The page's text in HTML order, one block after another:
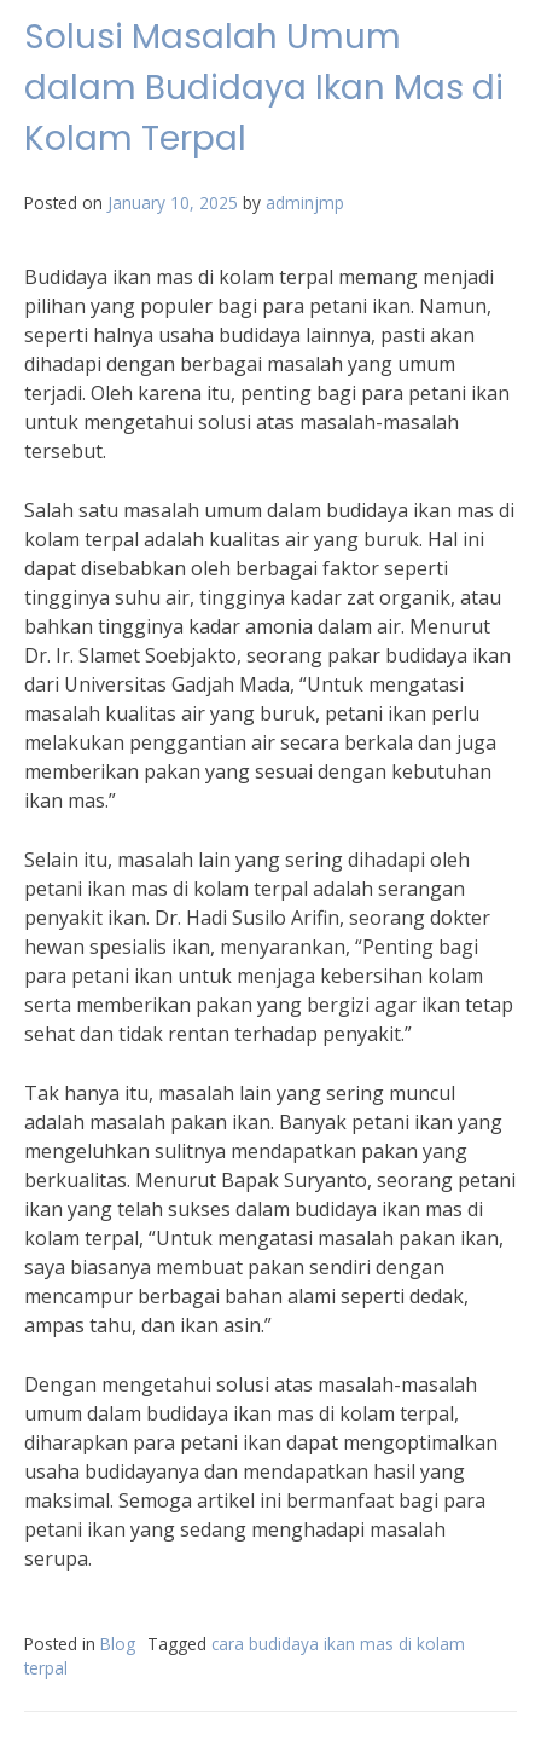
Solusi Masalah Umum
dalam Budidaya Ikan Mas di
Kolam Terpal
Posted on January 10, 2025 by adminjmp
Budidaya ikan mas di kolam terpal memang menjadi
pilihan yang populer bagi para petani ikan. Namun,
seperti halnya usaha budidaya lainnya, pasti akan
dihadapi dengan berbagai masalah yang umum
terjadi. Oleh karena itu, penting bagi para petani ikan
untuk mengetahui solusi atas masalah-masalah
tersebut.
Salah satu masalah umum dalam budidaya ikan mas di
kolam terpal adalah kualitas air yang buruk. Hal ini
dapat disebabkan oleh berbagai faktor seperti
tingginya suhu air, tingginya kadar zat organik, atau
bahkan tingginya kadar amonia dalam air. Menurut
Dr. Ir. Slamet Soebjakto, seorang pakar budidaya ikan
dari Universitas Gadjah Mada, “Untuk mengatasi
masalah kualitas air yang buruk, petani ikan perlu
melakukan penggantian air secara berkala dan juga
memberikan pakan yang sesuai dengan kebutuhan
ikan mas.”
Selain itu, masalah lain yang sering dihadapi oleh
petani ikan mas di kolam terpal adalah serangan
penyakit ikan. Dr. Hadi Susilo Arifin, seorang dokter
hewan spesialis ikan, menyarankan, “Penting bagi
para petani ikan untuk menjaga kebersihan kolam
serta memberikan pakan yang bergizi agar ikan tetap
sehat dan tidak rentan terhadap penyakit.”
Tak hanya itu, masalah lain yang sering muncul
adalah masalah pakan ikan. Banyak petani ikan yang
mengeluhkan sulitnya mendapatkan pakan yang
berkualitas. Menurut Bapak Suryanto, seorang petani
ikan yang telah sukses dalam budidaya ikan mas di
kolam terpal, “Untuk mengatasi masalah pakan ikan,
saya biasanya membuat pakan sendiri dengan
mencampur berbagai bahan alami seperti dedak,
ampas tahu, dan ikan asin.”
Dengan mengetahui solusi atas masalah-masalah
umum dalam budidaya ikan mas di kolam terpal,
diharapkan para petani ikan dapat mengoptimalkan
usaha budidayanya dan mendapatkan hasil yang
maksimal. Semoga artikel ini bermanfaat bagi para
petani ikan yang sedang menghadapi masalah
serupa.
Posted in Blog Tagged cara budidaya ikan mas di kolam
terpal